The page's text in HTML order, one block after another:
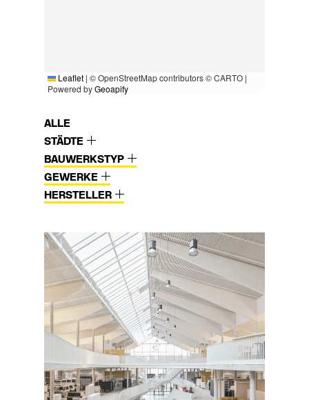
Leaflet | © OpenStreetMap contributors © CARTO |
Powered byGeoapify
ALLE
STÄDTE
BAUWERKSTYP
GEWERKE
HERSTELLER